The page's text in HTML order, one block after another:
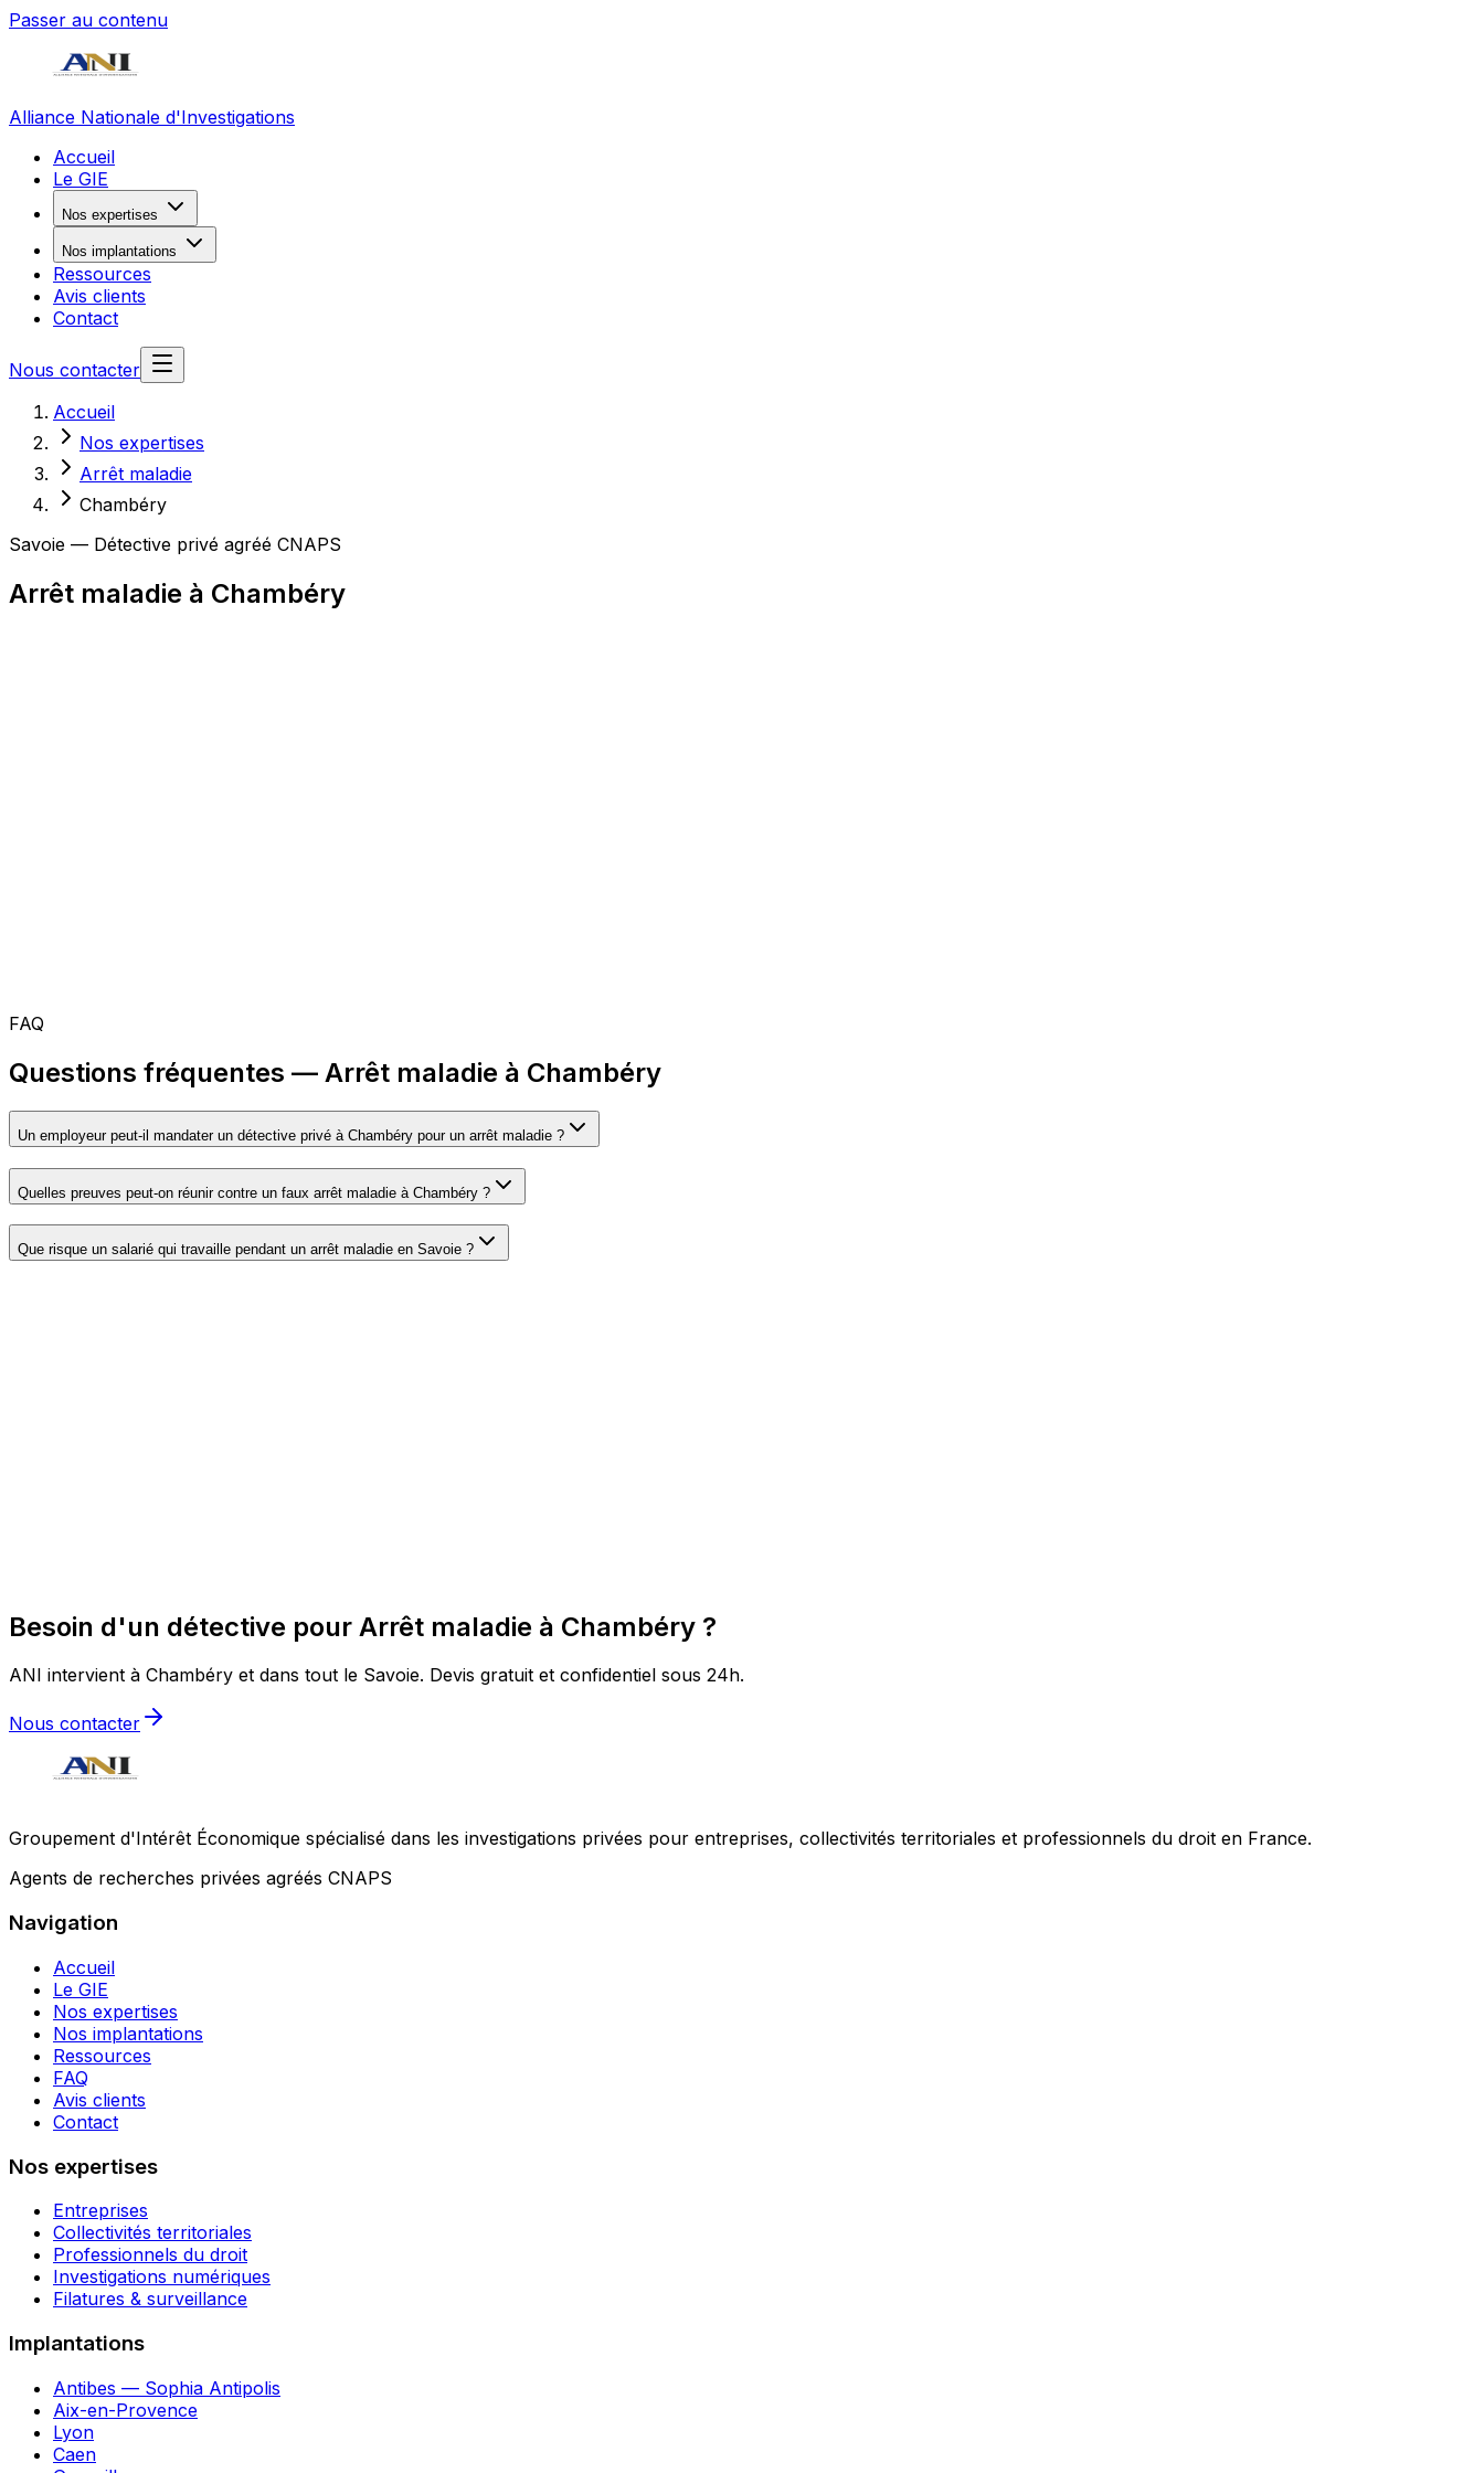
Passer au contenu
Alliance Nationale d'Investigations
Accueil
Le GIE
Nos expertises
Nos implantations
Ressources
Avis clients
Contact
Nous contacter
Accueil
Nos expertises
Arrêt maladie
Chambéry
Savoie — Détective privé agréé CNAPS
Arrêt maladie à Chambéry
FAQ
Questions fréquentes — Arrêt maladie à Chambéry
Un employeur peut-il mandater un détective privé à Chambéry pour un arrêt maladie ?
Quelles preuves peut-on réunir contre un faux arrêt maladie à Chambéry ?
Que risque un salarié qui travaille pendant un arrêt maladie en Savoie ?
Besoin d'un détective pour Arrêt maladie à Chambéry ?
ANI intervient à Chambéry et dans tout le Savoie. Devis gratuit et confidentiel sous 24h.
Nous contacter
Groupement d'Intérêt Économique spécialisé dans les investigations privées pour entreprises, collectivités territoriales et professionnels du droit en France.
Agents de recherches privées agréés CNAPS
Navigation
Accueil
Le GIE
Nos expertises
Nos implantations
Ressources
FAQ
Avis clients
Contact
Nos expertises
Entreprises
Collectivités territoriales
Professionnels du droit
Investigations numériques
Filatures & surveillance
Implantations
Antibes — Sophia Antipolis
Aix-en-Provence
Lyon
Caen